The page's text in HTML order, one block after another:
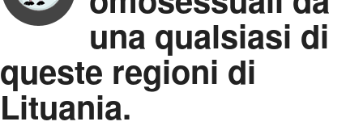
una qualsiasi di
queste regioni di
Lituania.